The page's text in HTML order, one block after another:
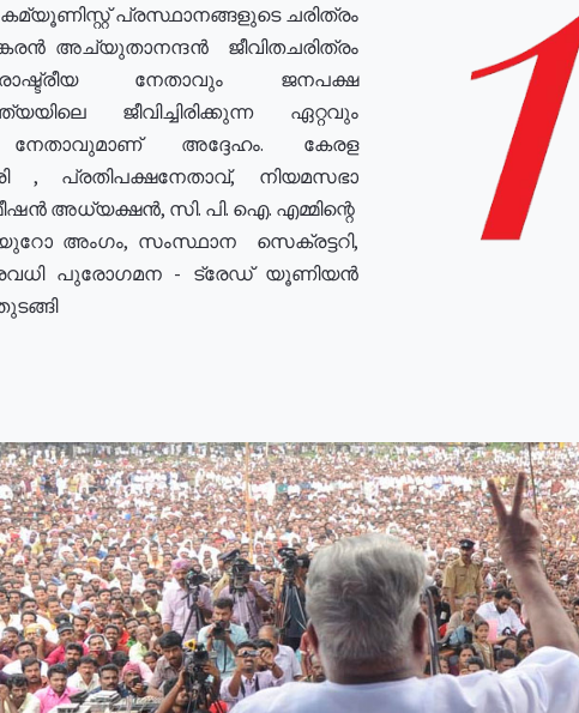
കമ്യൂണിസ്റ്റ് പ്രസ്ഥാനങ്ങളുടെ ചരിത്രം
അച്യുതാനന്ദൻ ജീവിതചരിത്രം
നേതാവും ജനപക്ഷ
ജീവിച്ചിരിക്കുന്ന ഏറ്റവും
നേതാവുമാണ് അദ്ദേഹം. കേരള
, പ്രതിപക്ഷനേതാവ്, നിയമസഭാ
അധ്യക്ഷൻ, സി. പി. ഐ. എമ്മിന്റെ
അംഗം, സംസ്ഥാന സെക്രട്ടറി,
പുരോഗമന - ട്രേഡ് യൂണിയൻ